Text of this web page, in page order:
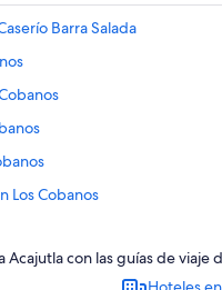
Barra Salada
Los Cobanos
Acajutla con las guías de